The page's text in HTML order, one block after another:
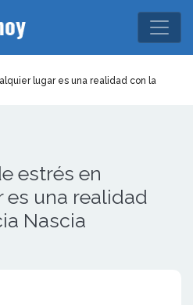
lugar es una realidad con la
estrés en
una realidad
Nascia